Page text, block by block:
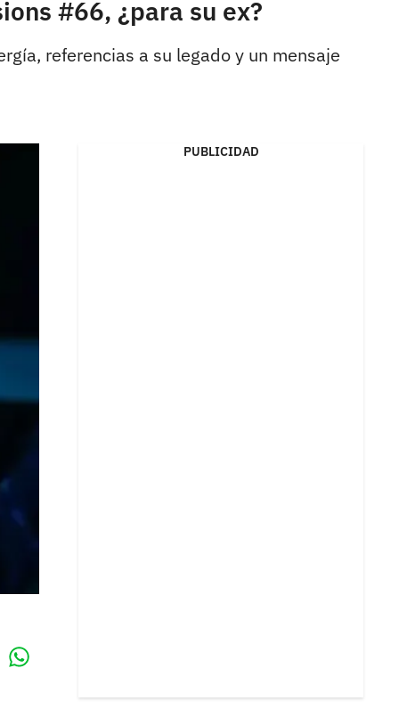
#66, ¿para su ex?
referencias a su legado y un mensaje
PUBLICIDAD